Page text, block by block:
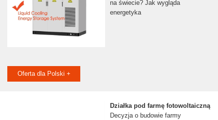
na świecie? Jak wygląda
energetyka
Oferta dla Polski +
Działka pod farmę fotowoltaiczną
Decyzja o budowie farmy